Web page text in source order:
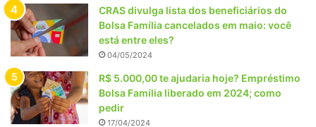
CRAS divulga lista dos beneficiários do
Bolsa Família cancelados em maio: você
está entre eles?
04/05/2024
R$ 5.000,00 te ajudaria hoje? Empréstimo
Bolsa Família liberado em 2024; como
pedir
17/04/2024